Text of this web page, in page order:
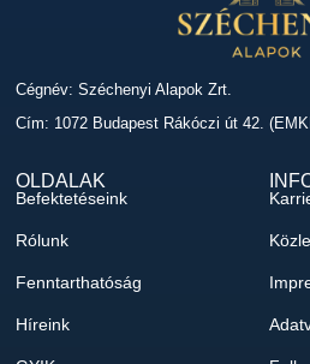
Cégnév: Széchenyi Alapok Zrt.
Cím: 1072 Budapest Rákóczi út 42.
OLDALAK
Befektetéseink
Rólunk
Fenntarthatóság
Híreink